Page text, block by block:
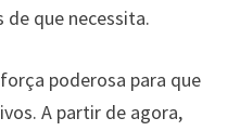
de que necessita.
poderosa para que
A partir de agora,